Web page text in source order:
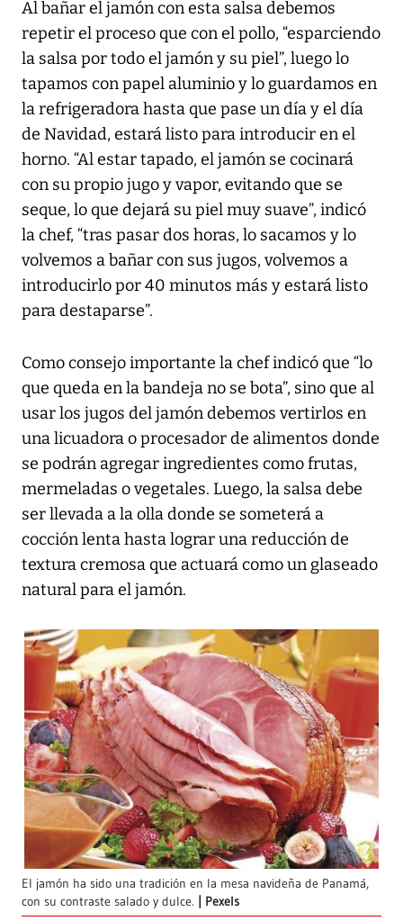
Al bañar el jamón con esta salsa debemos
repetir el proceso que con el pollo, “esparciendo
la salsa por todo el jamón y su piel”, luego lo
tapamos con papel aluminio y lo guardamos en
la refrigeradora hasta que pase un día y el día
de Navidad, estará listo para introducir en el
horno. “Al estar tapado, el jamón se cocinará
con su propio jugo y vapor, evitando que se
seque, lo que dejará su piel muy suave”, indicó
la chef, “tras pasar dos horas, lo sacamos y lo
volvemos a bañar con sus jugos, volvemos a
introducirlo por 40 minutos más y estará listo
para destaparse”.
Como consejo importante la chef indicó que “lo
que queda en la bandeja no se bota”, sino que al
usar los jugos del jamón debemos vertirlos en
una licuadora o procesador de alimentos donde
se podrán agregar ingredientes como frutas,
mermeladas o vegetales. Luego, la salsa debe
ser llevada a la olla donde se someterá a
cocción lenta hasta lograr una reducción de
textura cremosa que actuará como un glaseado
natural para el jamón.
El jamón ha sido una tradición en la mesa navideña de Panamá,
con su contraste salado y dulce.
Pexels